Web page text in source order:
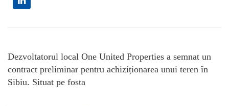
Dezvoltatorul local One United Properties a semnat un
contract preliminar pentru achiziționarea unui teren în
Sibiu. Situat pe fosta